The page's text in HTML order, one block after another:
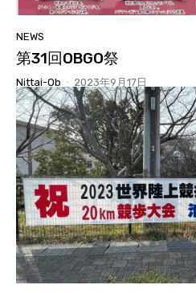
NEWS
第31回OBGO祭
Nittai-Ob - 2023年9月17日